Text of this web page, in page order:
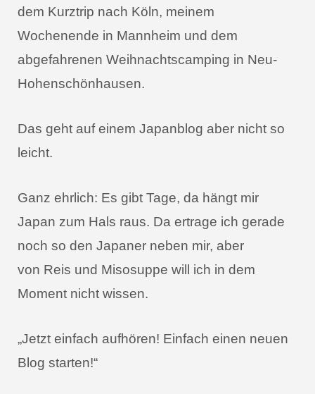
dem Kurztrip nach Köln, meinem
Wochenende in Mannheim und dem
abgefahrenen Weihnachtscamping in Neu-
Hohenschönhausen.
Das geht auf einem Japanblog aber nicht so
leicht.
Ganz ehrlich: Es gibt Tage, da hängt mir
Japan zum Hals raus. Da ertrage ich gerade
noch so den Japaner neben mir, aber
von Reis und Misosuppe will ich in dem
Moment nicht wissen.
„Jetzt einfach aufhören! Einfach einen neuen
Blog starten!“